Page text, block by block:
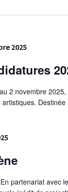
2025
2 novembre
partenariat avec